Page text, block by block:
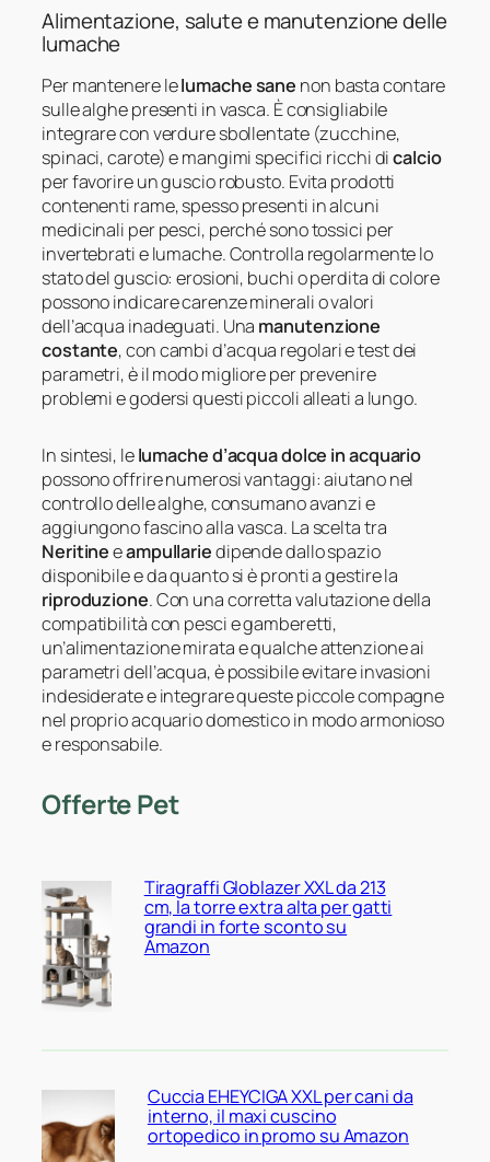
Alimentazione, salute e manutenzione delle
lumache
Per mantenere lelumache sane non basta contare
sulle alghe presenti in vasca. È consigliabile
integrare con verdure sbollentate (zucchine,
spinaci, carote) e mangimi specifici ricchi dicalcio
per favorire un guscio robusto. Evita prodotti
contenenti rame, spesso presenti in alcuni
medicinali per pesci, perché sono tossici per
invertebrati e lumache. Controlla regolarmente lo
stato del guscio: erosioni, buchi o perdita di colore
possono indicare carenze minerali o valori
dell’acqua inadeguati. Una manutenzione
costante, con cambi d’acqua regolari e test dei
parametri, è il modo migliore per prevenire
problemi e godersi questi piccoli alleati a lungo.
In sintesi, lelumache d’acqua dolce in acquario
possono offrire numerosi vantaggi: aiutano nel
controllo delle alghe, consumano avanzi e
aggiungono fascino alla vasca. La scelta tra
Neritineeampullariedipende dallo spazio
disponibile e da quanto si è pronti a gestire la
riproduzione. Con una corretta valutazione della
compatibilità con pesci e gamberetti,
un’alimentazione mirata e qualche attenzione ai
parametri dell’acqua, è possibile evitare invasioni
indesiderate e integrare queste piccole compagne
nel proprio acquario domestico in modo armonioso
e responsabile.
Offerte Pet
Tiragraffi Globlazer XXL da 213
cm, la torre extra alta per gatti
grandi in forte sconto su
Amazon
Cuccia EHEYCIGA XXL per cani da
interno, il maxi cuscino
ortopedico in promo su Amazon